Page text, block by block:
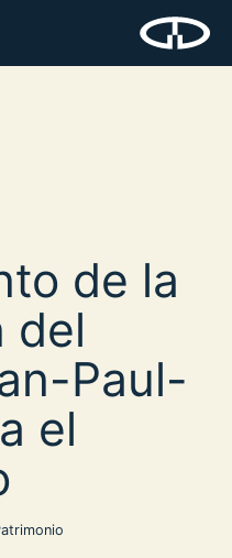
de la
del
Paul-
el